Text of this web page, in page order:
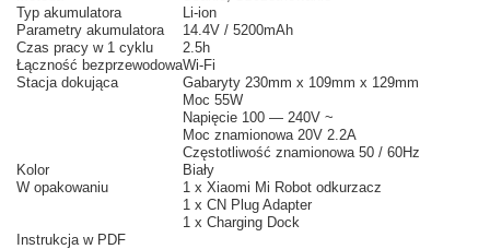
Typ akumulatora
Li-ion
Parametry akumulatora
14.4V / 5200mAh
Czas pracy w 1 cyklu
2.5h
Łączność bezprzewodowaWi-Fi
Stacja dokująca
Gabaryty 230mm x 109mm x 129mm
Moc 55W
Napięcie 100 — 240V ~
Moc znamionowa 20V 2.2A
Częstotliwość znamionowa 50 / 60Hz
Kolor
Biały
W opakowaniu
1 x Xiaomi Mi Robot odkurzacz
1 x CN Plug Adapter
1 x Charging Dock
Instrukcja w PDF